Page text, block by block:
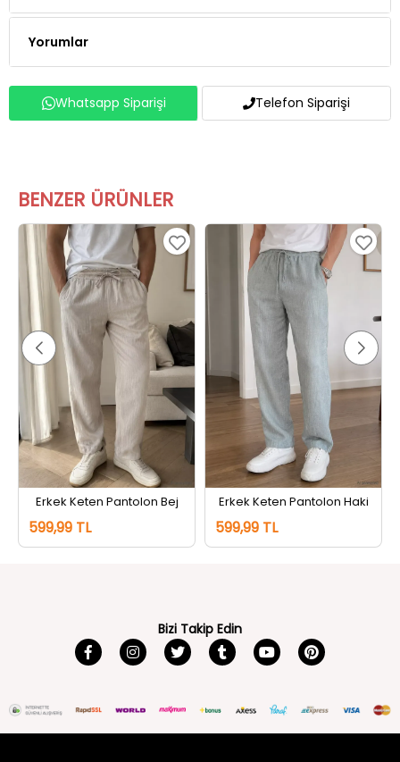
Yorumlar
Whatsapp Siparişi Telefon Siparişi
BENZER ÜRÜNLER
Erkek Keten Pantolon Bej
599,99 TL
Erkek Keten Pantolon Haki
599,99 TL
Bizi Takip Edin